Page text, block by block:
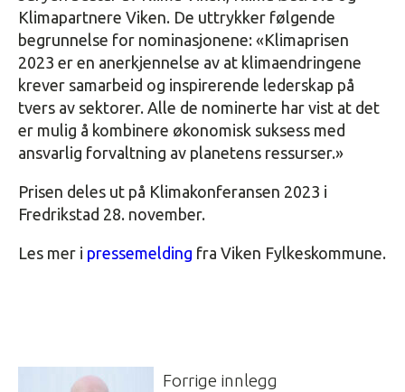
Klimapartnere Viken. De uttrykker følgende
begrunnelse for nominasjonene: «Klimaprisen
2023 er en anerkjennelse av at klimaendringene
krever samarbeid og inspirerende lederskap på
tvers av sektorer. Alle de nominerte har vist at det
er mulig å kombinere økonomisk suksess med
ansvarlig forvaltning av planetens ressurser.»
Prisen deles ut på Klimakonferansen 2023 i
Fredrikstad 28. november.
Les mer i pressemelding fra Viken Fylkeskommune.
Forrige innlegg